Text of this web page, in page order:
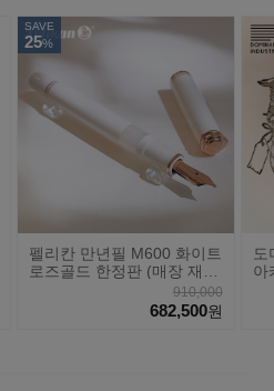
SAVE
25%
펠리칸 만년필 M600 화이트
로즈골드 한정판 (매장 재
910,000
682,500원
도
아